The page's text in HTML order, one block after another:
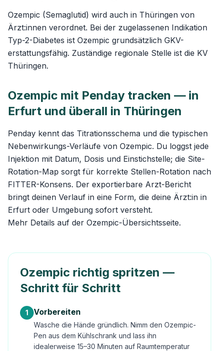
Ozempic (Semaglutid) wird auch in Thüringen von
Ärzt:innen verordnet. Bei der zugelassenen Indikation
Typ-2-Diabetes ist Ozempic grundsätzlich GKV-
erstattungsfähig. Zuständige regionale Stelle ist die KV
Thüringen.
Ozempic mit Penday tracken — in
Erfurt und überall in Thüringen
Penday kennt das Titrationsschema und die typischen
Nebenwirkungs-Verläufe von Ozempic. Du loggst jede
Injektion mit Datum, Dosis und Einstichstelle; die Site-
Rotation-Map sorgt für korrekte Stellen-Rotation nach
FITTER-Konsens. Der exportierbare Arzt-Bericht
bringt deinen Verlauf in eine Form, die deine Ärzt:in in
Erfurt oder Umgebung sofort versteht.
Mehr Details auf der Ozempic-Übersichtsseite.
Ozempic richtig spritzen —
Schritt für Schritt
1 Vorbereiten
Wasche die Hände gründlich. Nimm den Ozempic-
Pen aus dem Kühlschrank und lass ihn
idealerweise 15–30 Minuten auf Raumtemperatur